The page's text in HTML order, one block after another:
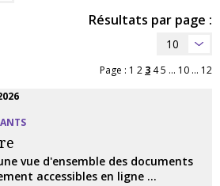
Résultats par page :
10
Page : 1 2 3 45 ... 10 ... 12
vue d'ensemble des documents
accessibles en ligne ...